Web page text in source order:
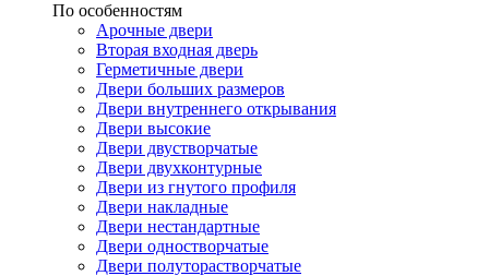
По особенностям
Арочные двери
Вторая входная дверь
Герметичные двери
Двери больших размеров
Двери внутреннего открывания
Двери высокие
Двери двустворчатые
Двери двухконтурные
Двери из гнутого профиля
Двери накладные
Двери нестандартные
Двери одностворчатые
Двери полуторастворчатые